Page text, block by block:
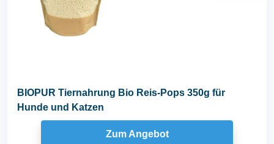
BIOPUR Tiernahrung Bio Reis-Pops 350g für
Hunde und Katzen
Zum Angebot